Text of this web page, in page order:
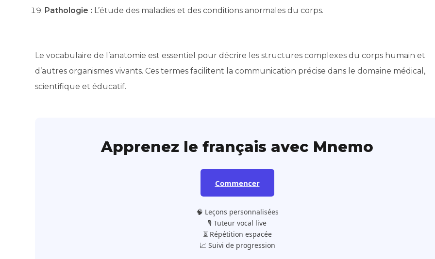
Pathologie : L’étude des maladies et des conditions anormales du corps.
Le vocabulaire de l’anatomie est essentiel pour décrire les structures complexes du corps humain et
d’autres organismes vivants. Ces termes facilitent la communication précise dans le domaine médical,
scientifique et éducatif.
Apprenez le français avec Mnemo
Commencer
🧠 Leçons personnalisées
🎙️ Tuteur vocal live
⏳ Répétition espacée
📈 Suivi de progression